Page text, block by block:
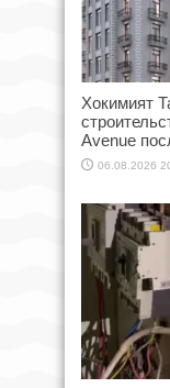
Хокимият
Avenue
06.08.2026